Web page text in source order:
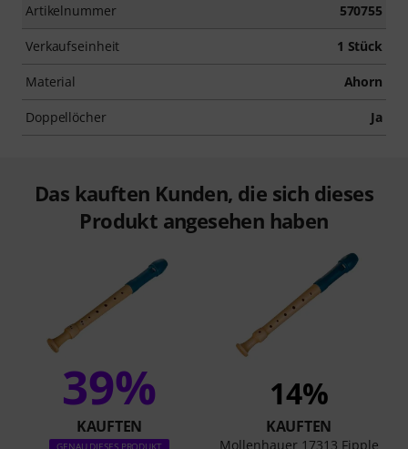
Artikelnummer 570755
Verkaufseinheit 1 Stück
Material Ahorn
Doppellöcher Ja
Das kauften Kunden, die sich dieses
Produkt angesehen haben
39%
KAUFTEN
GENAU DIESES PRODUKT
14%
KAUFTEN
Mollenhauer 17313 Fipple